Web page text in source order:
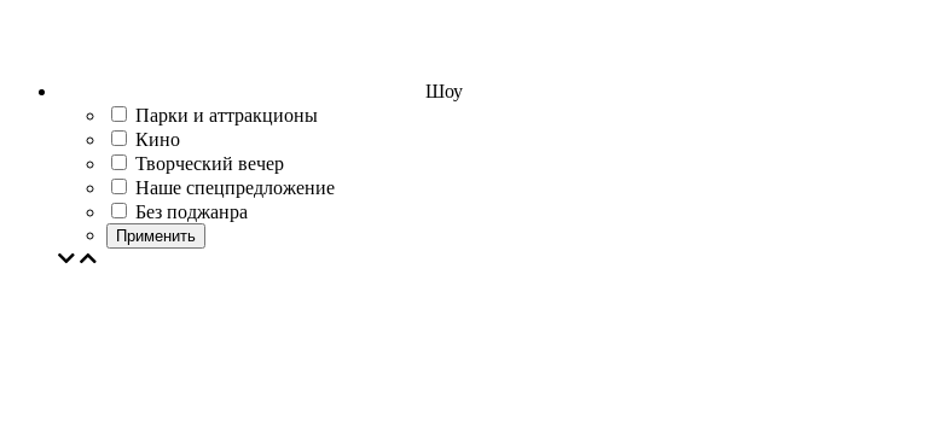
Шоу
Парки и аттракционы
Кино
Творческий вечер
Наше спецпредложение
Без поджанра
Применить